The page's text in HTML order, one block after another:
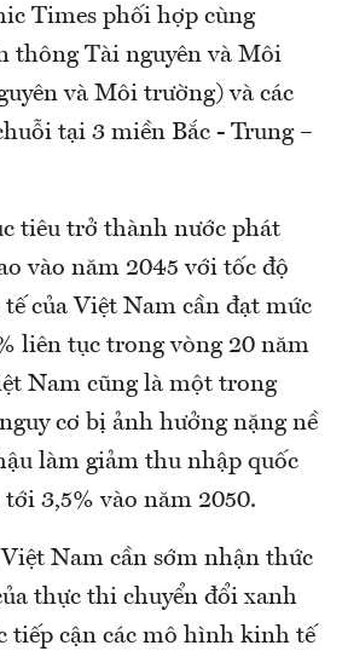
Times phối hợp cùng
thông Tài nguyên và Môi
và Môi trường) và các
tại 3 miền Bắc - Trung –
tiêu trở thành nước phát
vào năm 2045 với tốc độ
của Việt Nam cần đạt mức
liên tục trong vòng 20 năm
Nam cũng là một trong
cơ bị ảnh hưởng nặng nề
làm giảm thu nhập quốc
3,5% vào năm 2050.
Nam cần sớm nhận thức
thực thi chuyển đổi xanh
tiếp cận các mô hình kinh tế